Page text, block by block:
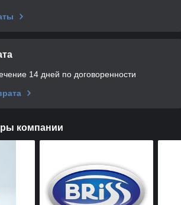
14 дней по договоренности
компании